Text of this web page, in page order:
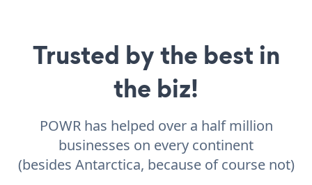
Trusted by the best in
the biz!
POWR has helped over a half million
businesses on every continent
(besides Antarctica, because of course not)